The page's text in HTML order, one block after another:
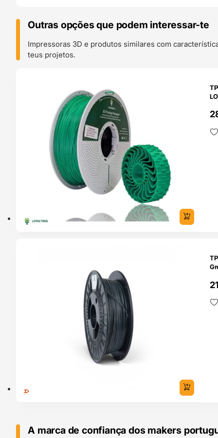
Outras opções que podem interessar-te
Impressoras 3D e produtos similares com
teus projetos.
A marca de confiança dos makers